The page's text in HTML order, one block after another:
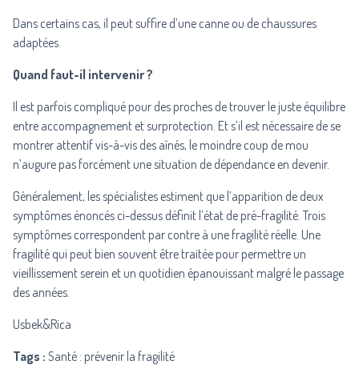
Dans certains cas, il peut suffire d’une canne ou de chaussures
adaptées.
Quand faut-il intervenir ?
Il est parfois compliqué pour des proches de trouver le juste équilibre
entre accompagnement et surprotection. Et s’il est nécessaire de se
montrer attentif vis-à-vis des aînés, le moindre coup de mou
n’augure pas forcément une situation de dépendance en devenir.
Généralement, les spécialistes estiment que l’apparition de deux
symptômes énoncés ci-dessus définit l’état de pré-fragilité. Trois
symptômes correspondent par contre à une fragilité réelle. Une
fragilité qui peut bien souvent être traitée pour permettre un
vieillissement serein et un quotidien épanouissant malgré le passage
des années.
Usbek&Rica
Tags : Santé : prévenir la fragilité